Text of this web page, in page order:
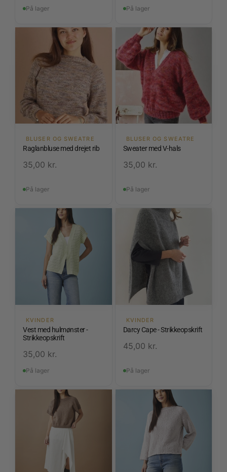
På lager På lager
BLUSER OG SWEATRE
Raglanbluse med drejet rib
35,00 kr.
På lager
BLUSER OG SWEATRE
Sweater med V-hals
35,00 kr.
På lager
KVINDER
Vest med hulmønster -
Strikkeopskrift
35,00 kr.
På lager
KVINDER
Darcy Cape - Strikkeopskrift
45,00 kr.
På lager